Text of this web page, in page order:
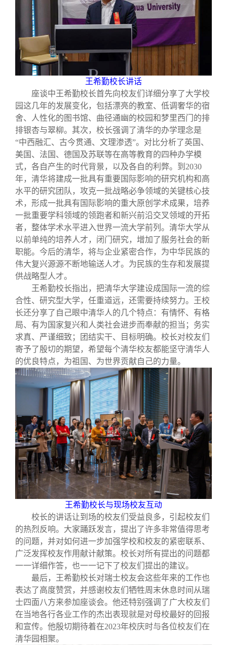
王希勤校长讲话
座谈中王希勤校长首先向校友们详细分享了大学校
园这几年的发展变化，包括漂亮的教室、低调奢华的宿
舍、人性化的图书馆、曲径通幽的校园和梦里西门的排
排银杏与翠柳。其次，校长强调了清华的办学理念是
“中西融汇、古今贯通、文理渗透”。对比分析了英国、
美国、法国、德国及苏联等在高等教育的四种办学模
式，各自产生的时代背景，以及各自的利弊。到 2030
年，清华将建成一批具有重要国际影响的研究机构和高
水平的研究团队，攻克一批战略必争领域的关键核心技
术，形成一批具有国际影响的重大原创学术成果，培养
一批重要学科领域的领跑者和新兴前沿交叉领域的开拓
者，整体学术水平进入世界一流大学前列。清华大学从
以前单纯的培养人才，闭门研究，增加了服务社会的新
职能。今后的清华，将与企业紧密合作，为中华民族的
伟大复兴源源不断地输送人才。为民族的生存和发展提
供战略型人才。
王希勤校长指出，把清华大学建设成国际一流的综
合性、研究型大学，任重道远，还需要持续努力。王校
长还分享了自己眼中清华人的几个特点：有情怀、有格
局、有为国家复兴和人类社会进步而奉献的担当；务实
求真、严谨细致；团结实干、目标明确。校长对校友们
寄予了殷切的期望，希望每个清华校友都能坚守清华人
的优良特点，为祖国、为世界贡献自己的力量。
王希勤校长与现场校友互动
校长的讲话让到场的校友们受益良多，引起校友们
的热烈反响。大家踊跃发言，提出了许多非常值得思考
的问题，并对如何进一步加强学校和校友的紧密联系、
广泛发挥校友作用献计献策。校长对所有提出的问题都
一一详细作答，也一一记下了校友们提出的建议。
最后，王希勤校长对瑞士校友会这些年来的工作也
表达了高度赞赏，并感谢校友们牺牲周末休息时间从瑞
士四面八方来参加座谈会。他还特别强调了广大校友们
在当地各行各业工作的杰出表现就是对母校最好的回报
和宣传。他殷切期待着在2023年校庆时与各位校友们在
清华园相聚。